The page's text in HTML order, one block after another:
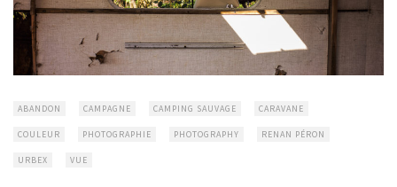
ABANDON CAMPAGNE CAMPING SAUVAGE CARAVANE
COULEUR PHOTOGRAPHIE PHOTOGRAPHY RENAN PÉRON
URBEX VUE